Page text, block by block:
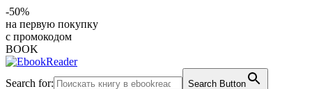
-50%
на первую покупку
с промокодом
BOOK
Search for: Search Button